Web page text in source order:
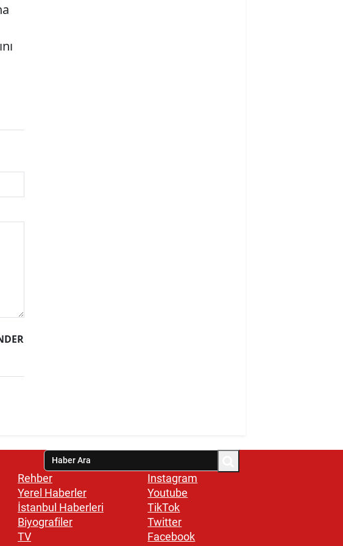
Rehber
Yerel Haberler
İstanbul Haberleri
Biyografiler
TV
Instagram
Youtube
TikTok
Twitter
Facebook